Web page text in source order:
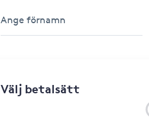
Välj betalsätt